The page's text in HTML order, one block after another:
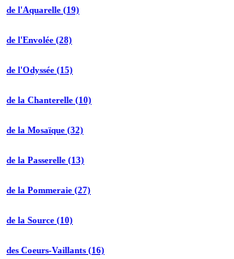
de l'Aquarelle (19)
de l'Envolée (28)
de l'Odyssée (15)
de la Chanterelle (10)
de la Mosaïque (32)
de la Passerelle (13)
de la Pommeraie (27)
de la Source (10)
des Coeurs-Vaillants (16)